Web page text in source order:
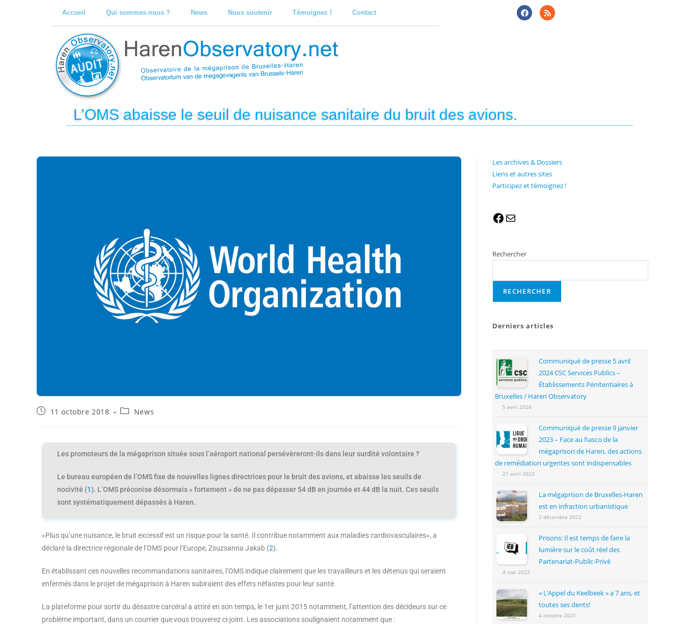
Accueil Qui sommes-nous ? News Nous soutenir Témoignez ! Contact
L’OMS abaisse le seuil de nuisance sanitaire du bruit des avions.
11 octobre 2018 News
Les promoteurs de la mégaprison située sous l’aéroport national persévèreront-ils dans leur surdité volontaire ?
Le bureau européen de l’OMS fixe de nouvelles lignes directrices pour le bruit des avions, et abaisse les seuils de
nocivité (1). L’OMS préconise désormais « fortement » de ne pas dépasser 54 dB en journée et 44 dB la nuit. Ces seuils
sont systématiquement dépassés à Haren.
«Plus qu’une nuisance, le bruit excessif est un risque pour la santé. Il contribue notamment aux maladies cardiovasculaires», a
déclaré la directrice régionale de l’OMS pour l’Europe, Zsuzsanna Jakab (2).
En établissant ces nouvelles recommandations sanitaires, l’OMS indique clairement que les travailleurs et les détenus qui seraient
enfermés dans le projet de mégaprison à Haren subiraient des effets néfastes pour leur santé.
La plateforme pour sortir du désastre carcéral a attiré en son temps, le 1er juint 2015 notamment, l’attention des décideurs sur ce
problème important, dans un courrier que vous trouverez ci-joint. Les associations soulignaient notamment que :
Les archives & Dossiers
Liens et autres sites
Participez et témoignez !
Rechercher
RECHERCHER
Derniers articles
Communiqué de presse 5 avril
2024 CSC Services Publics –
Établissements Pénitentiaires à
Bruxelles / Haren Observatory
5 avril 2024
Communiqué de presse 9 janvier
2023 – Face au fiasco de la
mégaprison de Haren, des actions
de remédiation urgentes sont indispensables
21 avril 2023
La mégaprison de Bruxelles-Haren
est en infraction urbanistique
2 décembre 2022
Prisons: Il est temps de faire la
lumière sur le coût réel des
Partenariat-Public-Privé
4 mai 2022
« L’Appel du Keelbeek » a 7 ans, et
toutes ses dents!
4 octobre 2021